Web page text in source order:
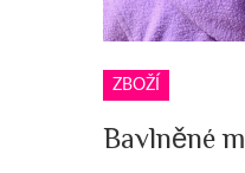
ZBOŽÍ
Bavlněné